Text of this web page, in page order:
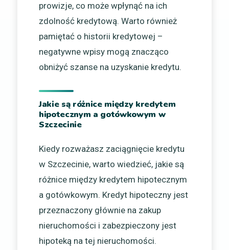
prowizje, co może wpłynąć na ich
zdolność kredytową. Warto również
pamiętać o historii kredytowej –
negatywne wpisy mogą znacząco
obniżyć szanse na uzyskanie kredytu.
Jakie są różnice między kredytem
hipotecznym a gotówkowym w
Szczecinie
Kiedy rozważasz zaciągnięcie kredytu
w Szczecinie, warto wiedzieć, jakie są
różnice między kredytem hipotecznym
a gotówkowym. Kredyt hipoteczny jest
przeznaczony głównie na zakup
nieruchomości i zabezpieczony jest
hipoteką na tej nieruchomości.